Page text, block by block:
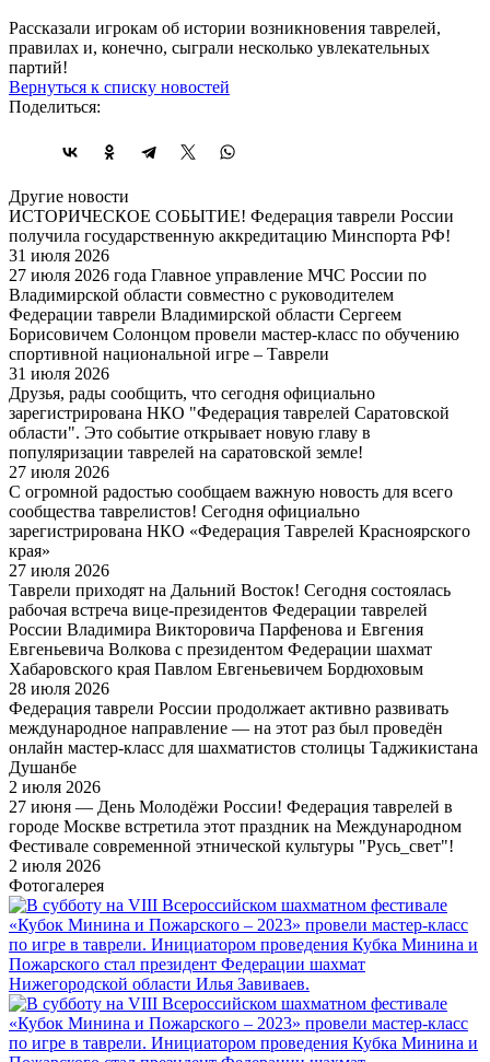
Рассказали игрокам об истории возникновения таврелей,
правилах и, конечно, сыграли несколько увлекательных
партий!
Вернуться к списку новостей
Поделиться:
Другие новости
ИСТОРИЧЕСКОЕ СОБЫТИЕ! Федерация таврели России
получила государственную аккредитацию Минспорта РФ!
31 июля 2026
27 июля 2026 года Главное управление МЧС России по
Владимирской области совместно с руководителем
Федерации таврели Владимирской области Сергеем
Борисовичем Солонцом провели мастер-класс по обучению
спортивной национальной игре – Таврели
31 июля 2026
Друзья, рады сообщить, что сегодня официально
зарегистрирована НКО "Федерация таврелей Саратовской
области". Это событие открывает новую главу в
популяризации таврелей на саратовской земле!
27 июля 2026
С огромной радостью сообщаем важную новость для всего
сообщества таврелистов! Сегодня официально
зарегистрирована НКО «Федерация Таврелей Красноярского
края»
27 июля 2026
Таврели приходят на Дальний Восток! Сегодня состоялась
рабочая встреча вице-президентов Федерации таврелей
России Владимира Викторовича Парфенова и Евгения
Евгеньевича Волкова с президентом Федерации шахмат
Хабаровского края Павлом Евгеньевичем Бордюховым
28 июля 2026
Федерация таврели России продолжает активно развивать
международное направление — на этот раз был проведён
онлайн мастер-класс для шахматистов столицы Таджикистана
Душанбе
2 июля 2026
27 июня — День Молодёжи России! Федерация таврелей в
городе Москве встретила этот праздник на Международном
Фестивале современной этнической культуры "Русь_свет"!
2 июля 2026
Фотогалерея